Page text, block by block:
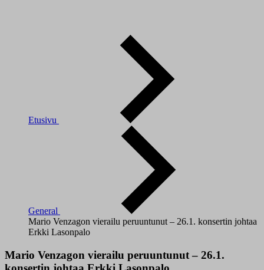
Etusivu
General
Mario Venzagon vierailu peruuntunut – 26.1. konsertin johtaa
Erkki Lasonpalo
Mario Venzagon vierailu peruuntunut – 26.1.